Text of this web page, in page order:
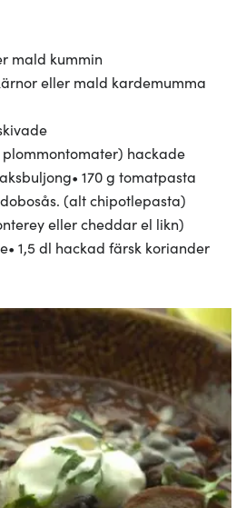
mald kummin
eller mald kardemumma
hackade
170 g tomatpasta
(alt chipotlepasta)
eller cheddar el likn)
1,5 dl hackad färsk koriander